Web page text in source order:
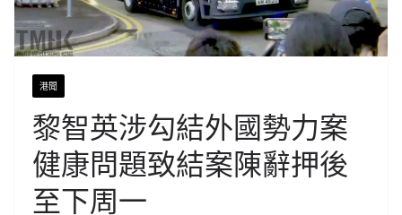
港聞
黎智英涉勾結外國勢力案
健康問題致結案陳辭押後
至下周一